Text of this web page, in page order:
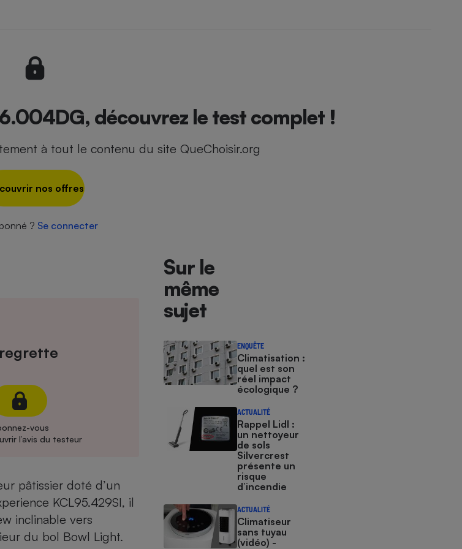
découvrez le test complet !
à tout le contenu du site QueChoisir.org
nos offres
? Se connecter
vous
l’avis du testeur
pâtissier doté d’un
KCL95.429SI, il
inclinable vers
du bol Bowl Light.
Sur le
même
sujet
ENQUÊTE
Climatisation :
quel est son
réel impact
écologique ?
ACTUALITÉ
Rappel Lidl :
un nettoyeur
de sols
Silvercrest
présente un
risque
d’incendie
ACTUALITÉ
Climatiseur
sans tuyau
(vidéo) -
portable